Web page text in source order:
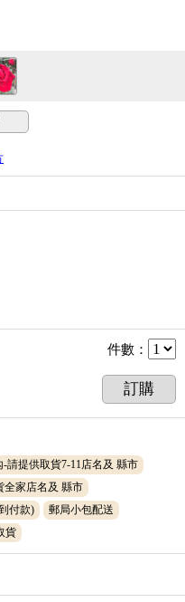
件數 ：
訂購
請提供取貨7-11店名及 縣市
全家店名及 縣市
付款)
郵局小包配送
貨